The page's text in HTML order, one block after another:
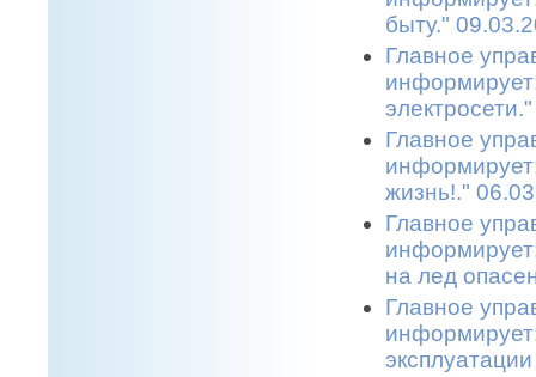
быту."
Главное
Главное
жизнь!."
Главное
на лед
Главное